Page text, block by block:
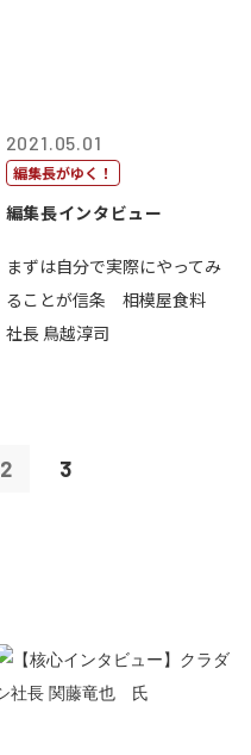
2021.05.01
編集長がゆく！
編集長インタビュー
まずは自分で実際にやってみ
ることが信条 相模屋食料
社長 鳥越淳司
2 3